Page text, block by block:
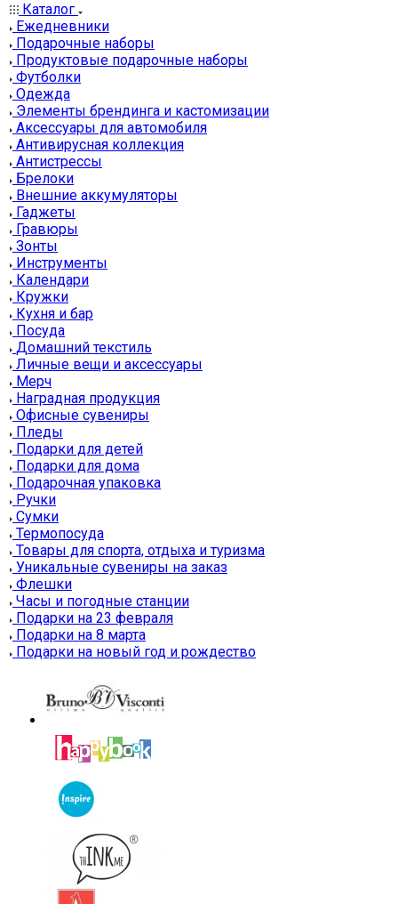
Каталог
Ежедневники
Подарочные наборы
Продуктовые подарочные наборы
Футболки
Одежда
Элементы брендинга и кастомизации
Аксессуары для автомобиля
Антивирусная коллекция
Антистрессы
Брелоки
Внешние аккумуляторы
Гаджеты
Гравюры
Зонты
Инструменты
Календари
Кружки
Кухня и бар
Посуда
Домашний текстиль
Личные вещи и аксессуары
Мерч
Наградная продукция
Офисные сувениры
Пледы
Подарки для детей
Подарки для дома
Подарочная упаковка
Ручки
Сумки
Термопосуда
Товары для спорта, отдыха и туризма
Уникальные сувениры на заказ
Флешки
Часы и погодные станции
Подарки на 23 февраля
Подарки на 8 марта
Подарки на новый год и рождество